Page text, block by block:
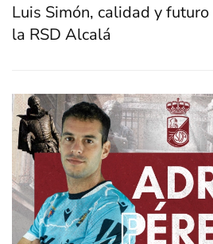
Luis Simón, calidad y
la RSD Alcalá